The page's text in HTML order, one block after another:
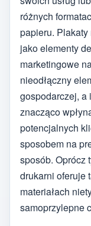
różnych
papieru.
jako elementy
marketingowe
nieodłączny
gospodarczej, a
znacząco
potencjalnych
sposobem na
sposób. Oprócz
drukarni oferuje
materiałach
samoprzylepne